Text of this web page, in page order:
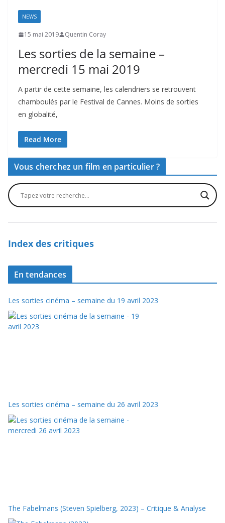
NEWS
15 mai 2019 Quentin Coray
Les sorties de la semaine –
mercredi 15 mai 2019
A partir de cette semaine, les calendriers se retrouvent
chamboulés par le Festival de Cannes. Moins de sorties
en globalité,
Read More
Vous cherchez un film en particulier ?
Index des critiques
En tendances
Les sorties cinéma – semaine du 19 avril 2023
Les sorties cinéma – semaine du 26 avril 2023
The Fabelmans (Steven Spielberg, 2023) – Critique & Analyse